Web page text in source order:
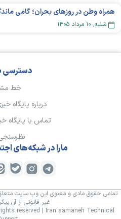
شنبه, ۱۰ مرداد ۱۴۰۵
دسترسی
خط
درباره پایگاه
تماس با پایگاه
مارا در شبکه‌های
تمامی حقوق مادی و معنوی این وب سایت متعلق
غیر قانونی از آن
reserved | Iran samaneh Technical